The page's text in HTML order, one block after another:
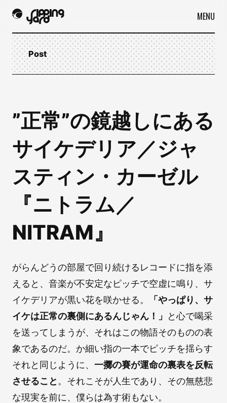
MENU
Post
”正常”の鏡越しにある
サイケデリア／ジャ
スティン・カーゼル
『ニトラム／
NITRAM』
がらんどうの部屋で回り続けるレコードに指を添
えると、音楽が不安定なピッチで空虚に鳴り、サ
イケデリアが黒い花を咲かせる。
「やっぱり、サ
イケは正常の裏側にあるんじゃん！」
と心で喝采
を送ってしまうが、それはこの物語そのものの表
象であるのだ。か細い指の一本でピッチを揺らす
それと同じように、 一擲の賽が運命の裏表を反転
させること 。それこそが人生であり、その無慈悲
な現実を前に、僕らは為す術もない。